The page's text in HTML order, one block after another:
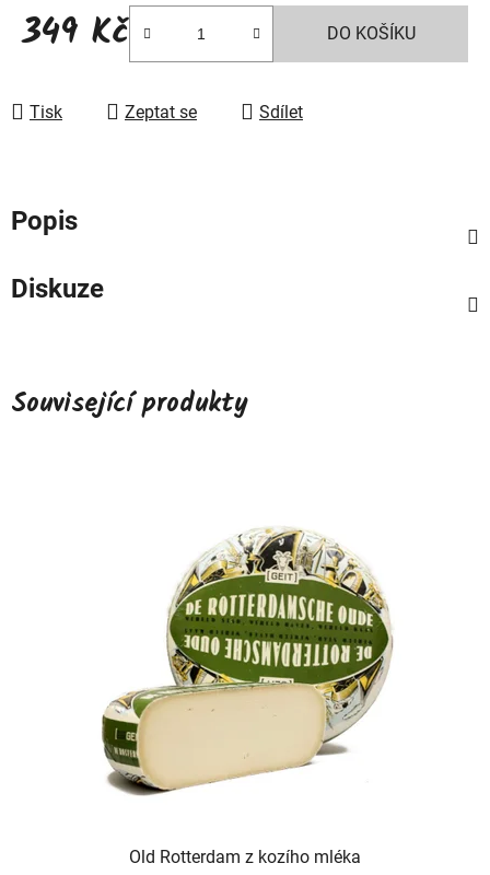
349 Kč DO KOŠÍKU
Tisk Zeptat se Sdílet
Popis
Diskuze
Související produkty
Old Rotterdam z kozího mléka